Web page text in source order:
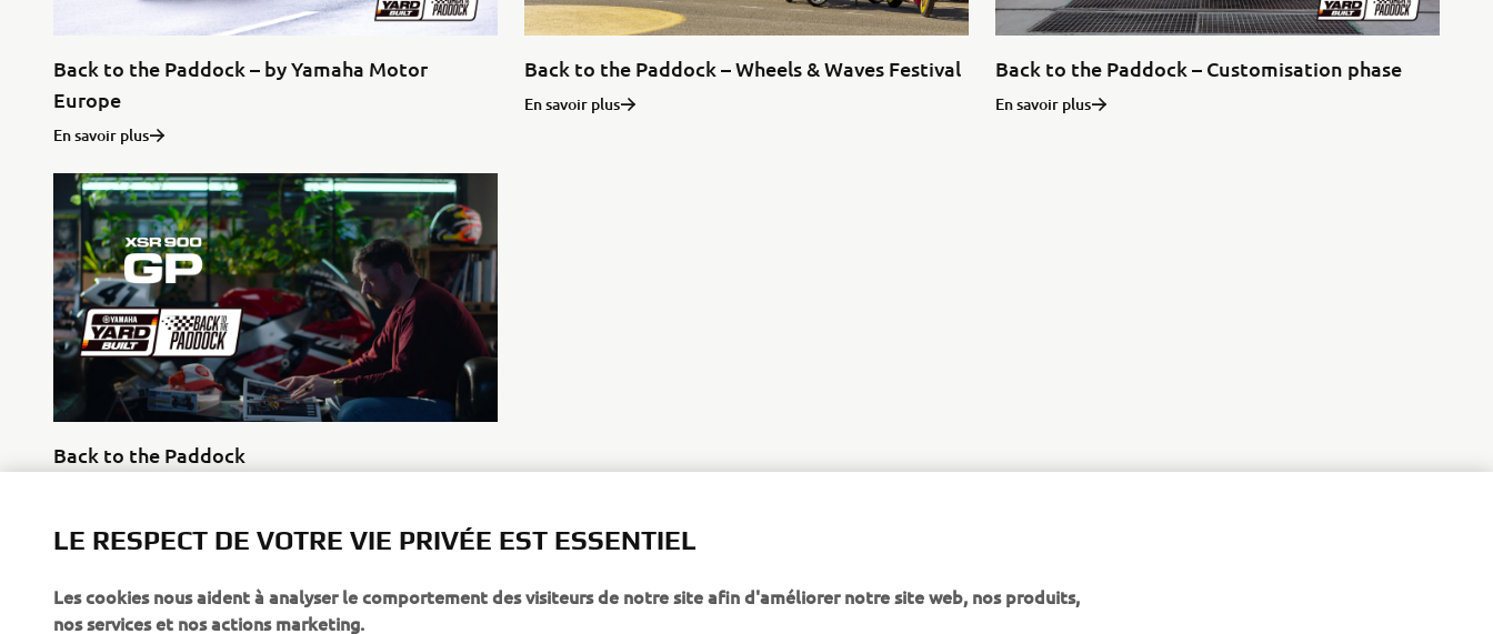
Back to the Paddock – by Yamaha Motor
Europe
En savoir plus
Back to the Paddock – Wheels & Waves Festival
En savoir plus
Back to the Paddock – Customisation phase
En savoir plus
Back to the Paddock
LE RESPECT DE VOTRE VIE PRIVÉE EST ESSENTIEL
Les cookies nous aident à analyser le comportement des visiteurs de notre site afin d'améliorer notre site web, nos produits,
nos services et nos actions marketing.